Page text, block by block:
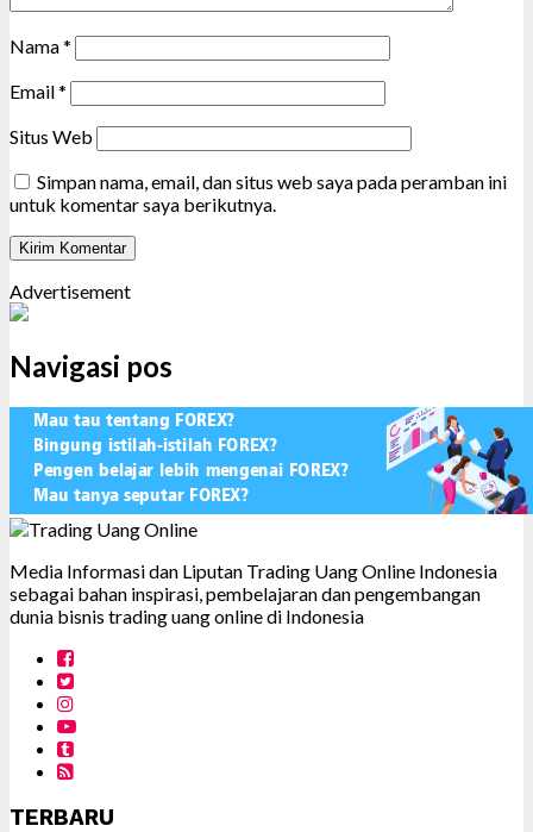
Nama*
Email*
Situs Web
Simpan nama, email, dan situs web saya pada peramban ini
untuk komentar saya berikutnya.
Advertisement
Navigasi pos
Media Informasi dan Liputan Trading Uang Online Indonesia
sebagai bahan inspirasi, pembelajaran dan pengembangan
dunia bisnis trading uang online di Indonesia
TERBARU